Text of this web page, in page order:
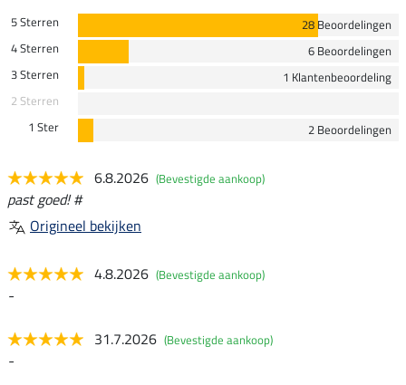
5 Sterren
28 Beoordelingen
4 Sterren
6 Beoordelingen
3 Sterren
1 Klantenbeoordeling
2 Sterren
1 Ster
2 Beoordelingen
6.8.2026 (Bevestigde aankoop)
past goed! #
Origineel bekijken
4.8.2026 (Bevestigde aankoop)
-
31.7.2026 (Bevestigde aankoop)
-